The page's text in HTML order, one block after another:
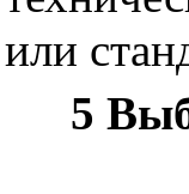
или
5